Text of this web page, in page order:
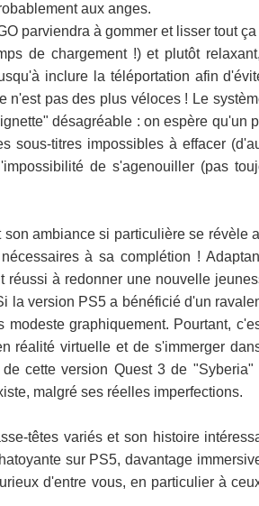
aux anges.
parviendra à gommer et lisser tout ça
de chargement !) et plutôt
inclure la téléportation afin
n'est pas des plus véloces ! Le
désagréable : on espère qu'un
sous-titres impossibles à effacer
de s'agenouiller (pas
ambiance si particulière se révèle
à sa complétion !
réussi à redonner une nouvelle
la version PS5 a bénéficié d'un
graphiquement. Pourtant,
réalité virtuelle et de s'immerger
cette version Quest 3 de "Syberia"
malgré ses réelles imperfections.
têtes variés et son histoire
sur PS5, davantage
d'entre vous, en particulier à